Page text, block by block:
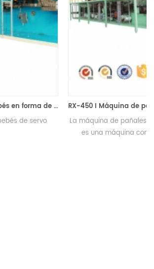
RX-450 I Máquina de pañales para bebés tipo semi servo Sharp
para bebés tipo semi servo RX-450
completamente automática. Puede